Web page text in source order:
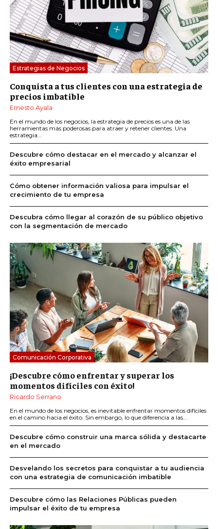
Estrategias de Negocios
Conquista a tus clientes con una estrategia de
precios imbatible
Ernesto Ayala
En el mundo de los negocios, la estrategia de precios es una de las
herramientas más poderosas para atraer y retener clientes. Una
estrategia...
Descubre cómo destacar en el mercado y alcanzar el
éxito empresarial
Cómo obtener información valiosa para impulsar el
crecimiento de tu empresa
Descubra cómo llegar al corazón de su público objetivo
con la segmentación de mercado
Comunicación Corporativa
¡Descubre cómo enfrentar y superar los
momentos difíciles con éxito!
Ricardo Serrano
En el mundo de los negocios, es inevitable enfrentar momentos difíciles
en el camino hacia el éxito. Sin embargo, lo que diferencia a las...
Descubre cómo construir una marca sólida y destacarte
en el mercado
Desvelando los secretos para conquistar a tu audiencia
con una estrategia de comunicación imbatible
Descubre cómo las Relaciones Públicas pueden
impulsar el éxito de tu empresa